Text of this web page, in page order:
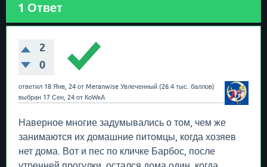
1 Ответ
2
0
ответил 18 Янв, 24 от Meranwise Увлеченный (26.4 тыс. баллов)
выбран 17 Сен, 24 от КоWкА
Наверное многие задумывались о том, чем же
занимаются их домашние питомцы, когда хозяев
нет дома. Вот и пес по кличке Барбос, после